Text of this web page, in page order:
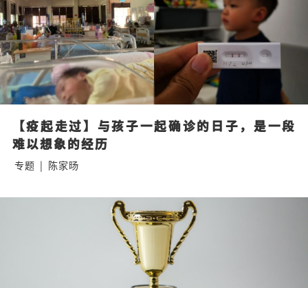
【疫起走过】与孩子一起确诊的日子，是一段
难以想象的经历
专题 | 陈家旸